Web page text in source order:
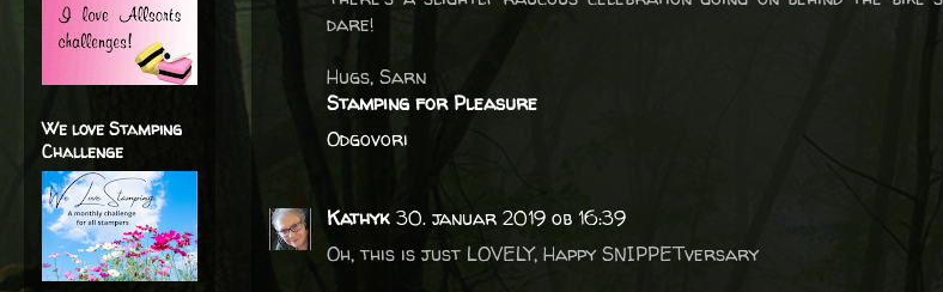
dare!
Hugs, Sarn
Stamping for Pleasure
Odgovori
Kathyk 30. januar 2019 ob 16:39
Oh, this is just LOVELY, Happy SNIPPETversary
We love Stamping
Challenge